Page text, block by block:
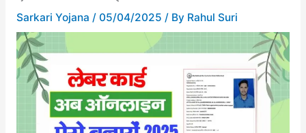
Sarkari Yojana / 05/04/2025 / By Rahul Suri